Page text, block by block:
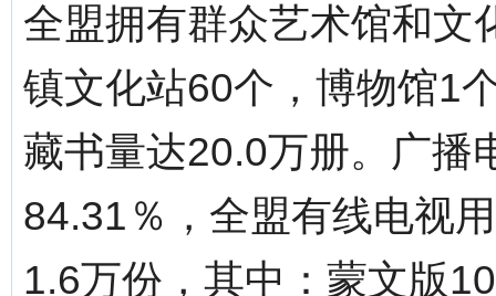
全盟拥有群众艺术馆和文
镇文化站60个，博物馆1
藏书量达20.0万册。广播
84.31％，全盟有线电视
1.6万份，其中：蒙文版